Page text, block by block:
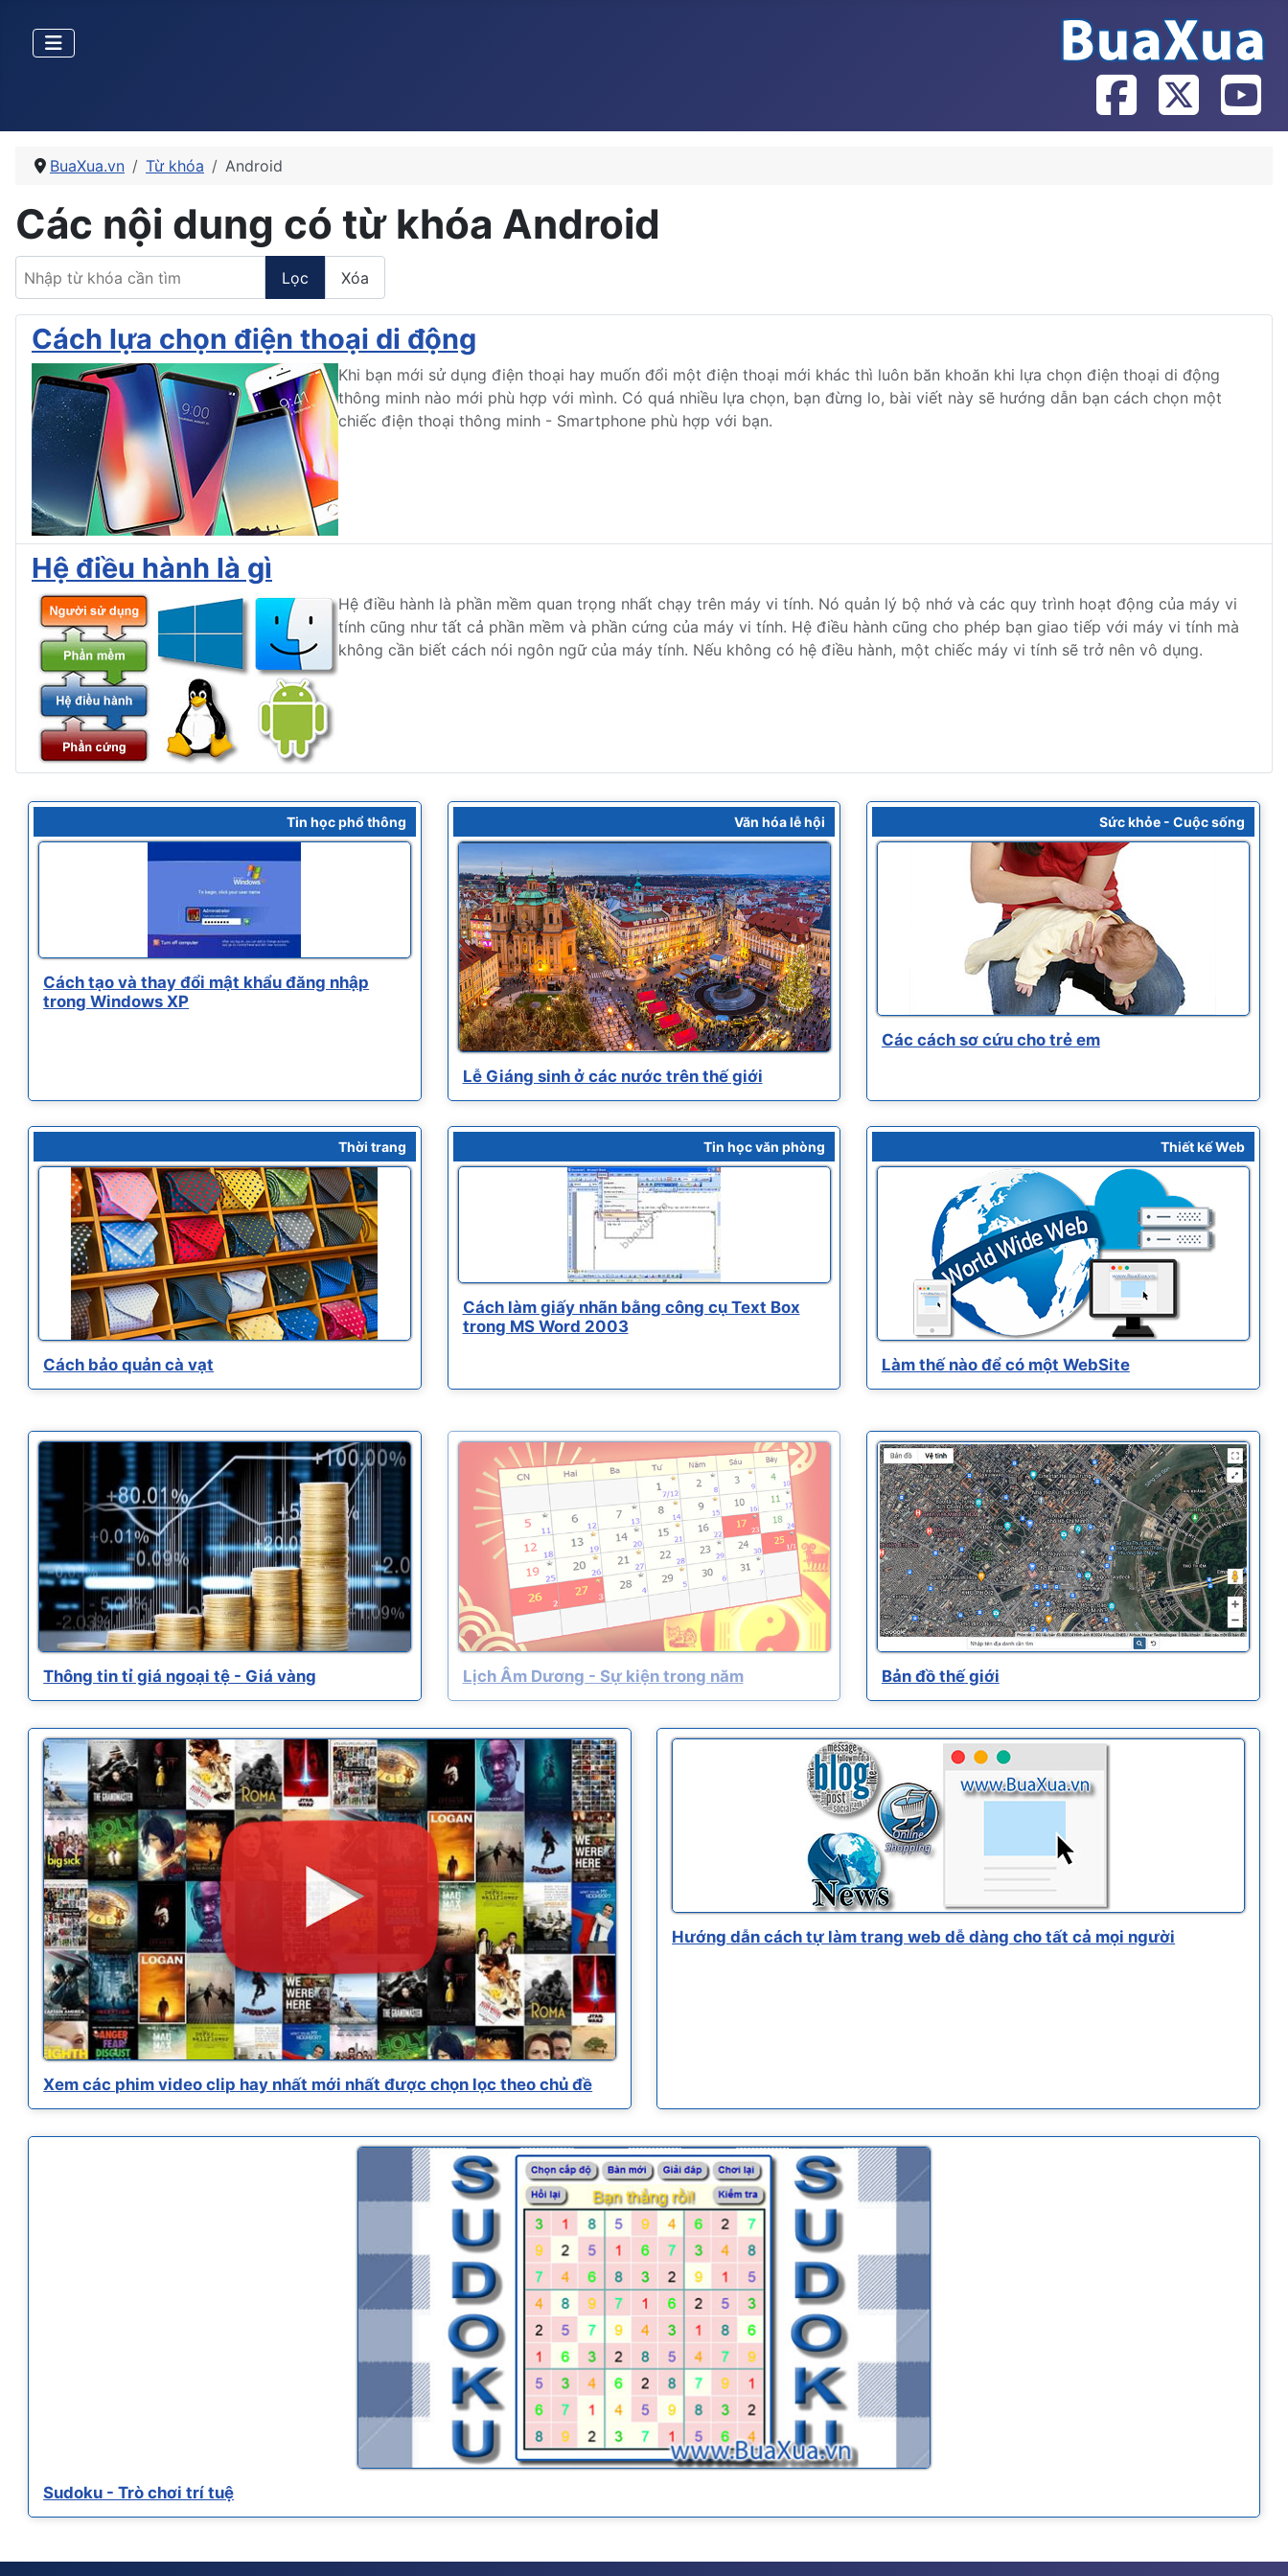
BuaXua.vn Từ khóa Android
Các nội dung có từ khóa Android
Nhập từ khóa cần tìm
Lọc Xóa
Cách lựa chọn điện thoại di động
Khi bạn mới sử dụng điện thoại hay muốn đổi một điện thoại mới khác thì luôn băn khoăn khi lựa chọn điện thoại di động
thông minh nào mới phù hợp với mình. Có quá nhiều lựa chọn, bạn đừng lo, bài viết này sẽ hướng dẫn bạn cách chọn một
chiếc điện thoại thông minh - Smartphone phù hợp với bạn.
Hệ điều hành là gì
Hệ điều hành là phần mềm quan trọng nhất chạy trên máy vi tính. Nó quản lý bộ nhớ và các quy trình hoạt động của máy vi
tính cũng như tất cả phần mềm và phần cứng của máy vi tính. Hệ điều hành cũng cho phép bạn giao tiếp với máy vi tính mà
không cần biết cách nói ngôn ngữ của máy tính. Nếu không có hệ điều hành, một chiếc máy vi tính sẽ trở nên vô dụng.
Tin học phổ thông
Cách tạo và thay đổi mật khẩu đăng nhập
trong Windows XP
Văn hóa lễ hội
Lễ Giáng sinh ở các nước trên thế giới
Sức khỏe - Cuộc sống
Các cách sơ cứu cho trẻ em
Thời trang
Cách bảo quản cà vạt
Tin học văn phòng
Cách làm giấy nhãn bằng công cụ Text Box
trong MS Word 2003
Thiết kế Web
Làm thế nào để có một WebSite
Thông tin tỉ giá ngoại tệ - Giá vàng Lịch Âm Dương - Sự kiện trong năm Bản đồ thế giới
Xem các phim video clip hay nhất mới nhất được chọn lọc theo chủ đề
Hướng dẫn cách tự làm trang web dễ dàng cho tất cả mọi người
Sudoku - Trò chơi trí tuệ